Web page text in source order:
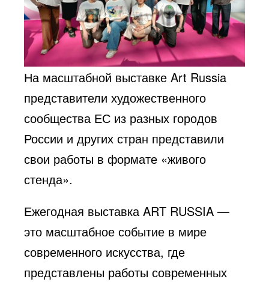
На масштабной выставке Art Russia
представители художественного
сообщества ЕС из разных городов
России и других стран представили
свои работы в формате «живого
стенда».
Ежегодная выставка ART RUSSIA —
это масштабное событие в мире
современного искусства, где
представлены работы современных